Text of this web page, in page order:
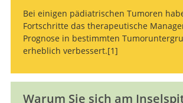
Bei einigen pädiatrischen Tumoren
Fortschritte das therapeutische
Prognose in bestimmten
erheblich verbessert. 1
doi:
Warum Sie sich am